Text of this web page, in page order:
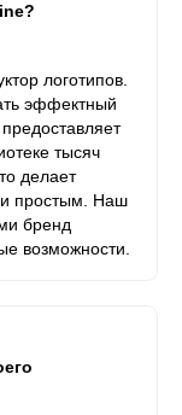
логотипов.
эффектный
тысяч
делает
и простым. Наш
бренд
возможности.